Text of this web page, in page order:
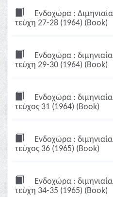
Ενδοχώρα :
τεύχη 27-28 (1964) (Book)
Ενδοχώρα :
τεύχη 29-30 (1964) (Book)
Ενδοχώρα :
τεύχος 31 (1964) (Book)
Ενδοχώρα :
τεύχος 36 (1965) (Book)
Ενδοχώρα :
τεύχη 34-35 (1965) (Book)